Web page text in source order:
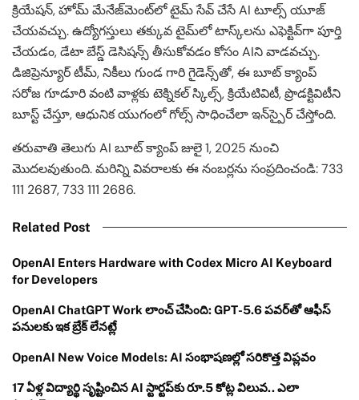
క్రియేషన్, హోమ్ మేనేజ్‌మెంట్‌లో టైమ్ సేవ్ చేసే AI టూల్స్ యూజ్
చేయవచ్చు. ఉద్యోగస్తులు తక్కువ టైమ్‌లో టాస్క్‌లను ఎఫెక్టివ్‌గా పూర్తి
చేయడం, డేటా బేస్డ్ డెసిషన్స్ తీసుకోవడం కోసం AIని వాడవచ్చు.
డిజిప్రెన్యూర్ టీమ్, నికీలు గుండ గారి గైడెన్స్‌తో, ఈ బూట్ క్యాంప్
సరోజ గూడూరి వంటి వాళ్లకు టెక్నికల్ స్కిల్స్, క్రియేటివిటీ, ప్రొడక్టివిటీని
బూస్ట్ చేస్తూ, ఆధునిక యుగంలో గోల్స్ సాధించేలా ఇన్‌స్పైర్ చేస్తోంది.
తరువాతి తెలుగు AI బూట్ క్యాంప్ జులై 1, 2025 నుంచి
మొదలవుతుంది. మరిన్ని వివరాలకు ఈ నంబర్లను సంప్రదించండి: 733
111 2687, 733 111 2686.
Related Post
OpenAI Enters Hardware with Codex Micro AI Keyboard
for Developers
OpenAI ChatGPT Work లాంచ్ చేసింది: GPT-5.6 పవర్‌తో ఆఫీస్
పనులకు ఇక బ్రేక్ లేనట్లే
OpenAI New Voice Models: AI సంభాషణల్లో సరికొత్త విప్లవం
17 ఏళ్ల విద్యార్థి సృష్టించిన AI స్టార్టప్‌కు రూ.5 కోట్ల విలువ.. ఎలా